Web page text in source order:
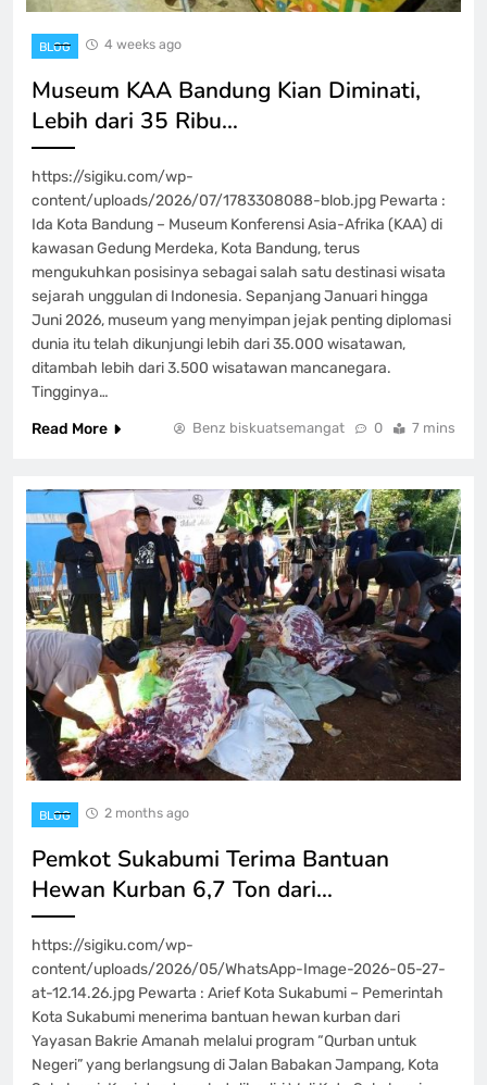
BLOG 4 weeks ago
Museum KAA Bandung Kian Diminati,
Lebih dari 35 Ribu…
https://sigiku.com/wp-
content/uploads/2026/07/1783308088-blob.jpg Pewarta :
Ida Kota Bandung – Museum Konferensi Asia-Afrika (KAA) di
kawasan Gedung Merdeka, Kota Bandung, terus
mengukuhkan posisinya sebagai salah satu destinasi wisata
sejarah unggulan di Indonesia. Sepanjang Januari hingga
Juni 2026, museum yang menyimpan jejak penting diplomasi
dunia itu telah dikunjungi lebih dari 35.000 wisatawan,
ditambah lebih dari 3.500 wisatawan mancanegara.
Tingginya…
Read More
Benz biskuatsemangat 0 7 mins
BLOG 2 months ago
Pemkot Sukabumi Terima Bantuan
Hewan Kurban 6,7 Ton dari…
https://sigiku.com/wp-
content/uploads/2026/05/WhatsApp-Image-2026-05-27-
at-12.14.26.jpg Pewarta : Arief Kota Sukabumi – Pemerintah
Kota Sukabumi menerima bantuan hewan kurban dari
Yayasan Bakrie Amanah melalui program “Qurban untuk
Negeri” yang berlangsung di Jalan Babakan Jampang, Kota